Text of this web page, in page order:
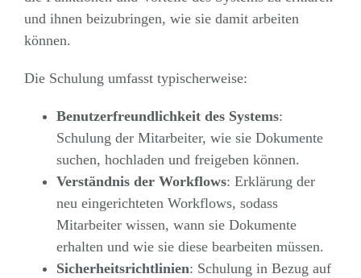
und ihnen beizubringen, wie sie damit arbeiten
können.
Die Schulung umfasst typischerweise:
Benutzerfreundlichkeit des Systems:
Schulung der Mitarbeiter, wie sie Dokumente
suchen, hochladen und freigeben können.
Verständnis der Workflows: Erklärung der
neu eingerichteten Workflows, sodass
Mitarbeiter wissen, wann sie Dokumente
erhalten und wie sie diese bearbeiten müssen.
Sicherheitsrichtlinien: Schulung in Bezug auf